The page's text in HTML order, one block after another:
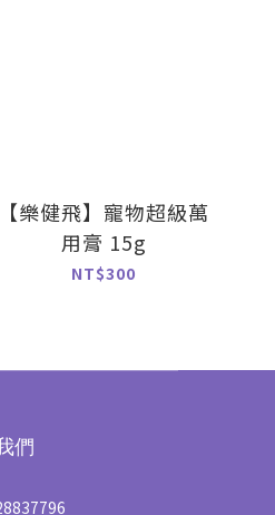
【樂健飛】寵物超級萬
用膏 15g
NT$300
們